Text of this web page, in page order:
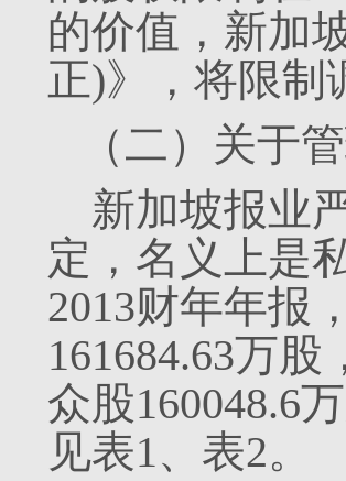
的价值，新加
正)》，将限制
（二）关于
新加坡报业
定，名义上是
2013财年年报
161684.63万
众股160048.6
见表1、表2。